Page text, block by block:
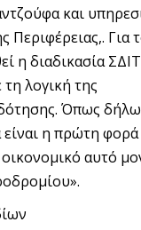
και
Περιφέρειας,. Για
η διαδικασία
λογική της
Όπως
είναι η πρώτη
αυτό